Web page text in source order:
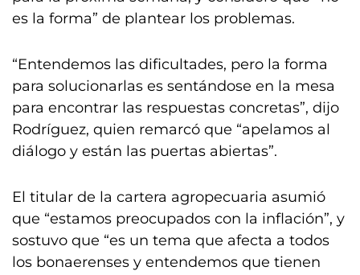
es la forma” de plantear los problemas.
“Entendemos las dificultades, pero la forma
para solucionarlas es sentándose en la mesa
para encontrar las respuestas concretas”, dijo
Rodríguez, quien remarcó que “apelamos al
diálogo y están las puertas abiertas”.
El titular de la cartera agropecuaria asumió
que “estamos preocupados con la inflación”, y
sostuvo que “es un tema que afecta a todos
los bonaerenses y entendemos que tienen